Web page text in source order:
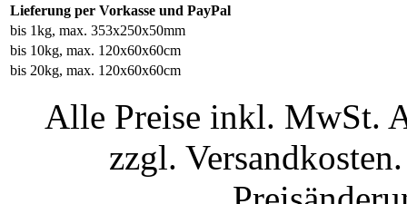
Lieferung per Vorkasse und PayPal
bis 1kg, max. 353x250x50mm
bis 10kg, max. 120x60x60cm
bis 20kg, max. 120x60x60cm
Alle Preise inkl. MwSt.
zzgl.